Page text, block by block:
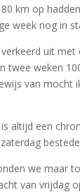
km op
week nog in
uit
weken
van
altijd een
we
van